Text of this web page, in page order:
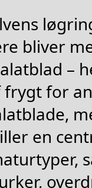
bliver
–
frygt for
en